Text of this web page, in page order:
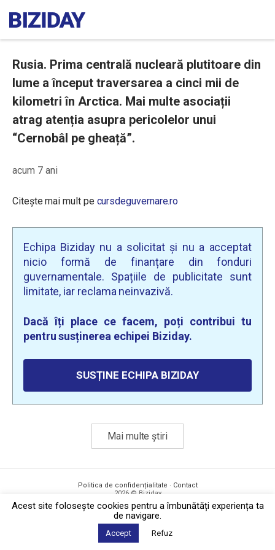
Rusia. Prima centrală nucleară plutitoare din
lume a început traversarea a cinci mii de
kilometri în Arctica. Mai multe asociații
atrag atenția asupra pericolelor unui
“Cernobâl pe gheață”.
acum 7 ani
Citește mai mult pe cursdeguvernare.ro
Echipa Biziday nu a solicitat și nu a acceptat
nicio formă de finanțare din fonduri
guvernamentale. Spațiile de publicitate sunt
limitate, iar reclama neinvazivă.
Dacă îți place ce facem, poți contribui tu
pentru susținerea echipei Biziday.
SUSȚINE ECHIPA BIZIDAY
Mai multe știri
Politica de confidențialitate · Contact
2026 © Biziday
Acest site foloseşte cookies pentru a îmbunătăți experiența ta
de navigare.
Accept Refuz